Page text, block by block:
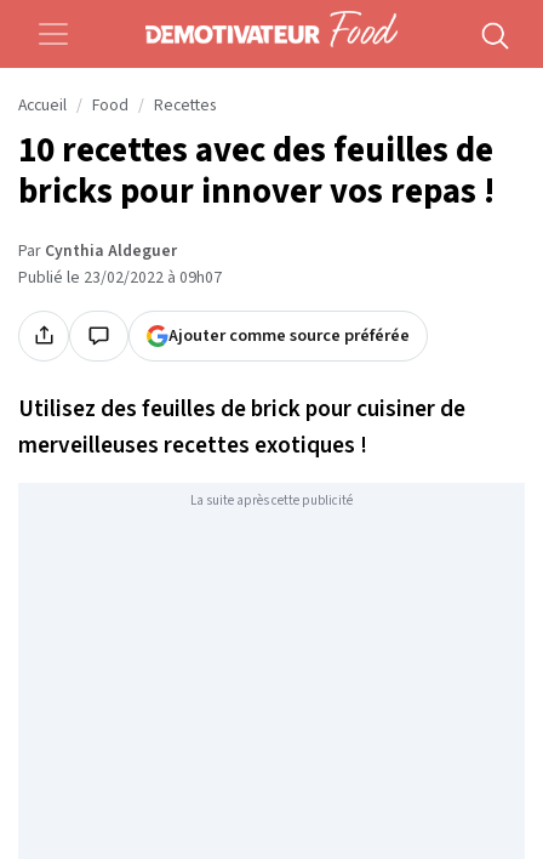
Accueil Food Recettes
10 recettes avec des feuilles de
bricks pour innover vos repas !
Par Cynthia Aldeguer
Publié le 23/02/2022 à 09h07
Ajouter comme source préférée
Utilisez des feuilles de brick pour cuisiner de
merveilleuses recettes exotiques !
La suite après cette publicité